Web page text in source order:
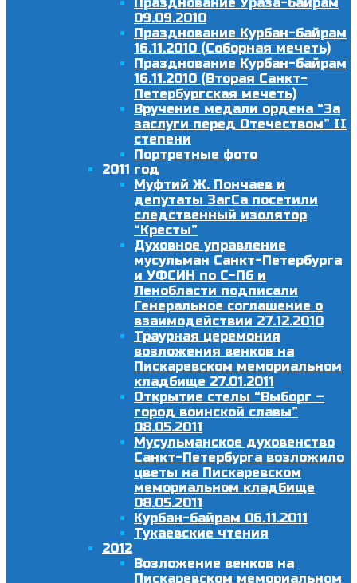
09.09.2010
Празднование Курбан-байрам
16.11.2010 (Соборная мечеть)
Празднование Курбан-байрам
16.11.2010 (Вторая Санкт-
Петербургская мечеть)
Вручение медали ордена “За
заслуги перед Отечеством” II
степени
Портретные фото
2011 год
Муфтий Ж. Пончаев и
депутаты ЗагСа посетили
следственный изолятор
“Кресты”
Духовное управление
мусульман Санкт-Петербурга
и УФСИН по С-Пб и
Ленобласти подписали
Генеральное соглашение о
взаимодействии 27.12.2010
Траурная церемония
возложения венков на
Пискаревском мемориальном
кладбище 27.01.2011
Открытие стелы “Выборг –
город воинской славы”
08.05.2011
Мусульманское духовенство
Санкт-Петербурга возложило
цветы на Пискаревском
мемориальном кладбище
08.05.2011
Курбан-байрам 06.11.2011
Тукаевские чтения
2012
Возложение венков на
Пискаревском мемориальном